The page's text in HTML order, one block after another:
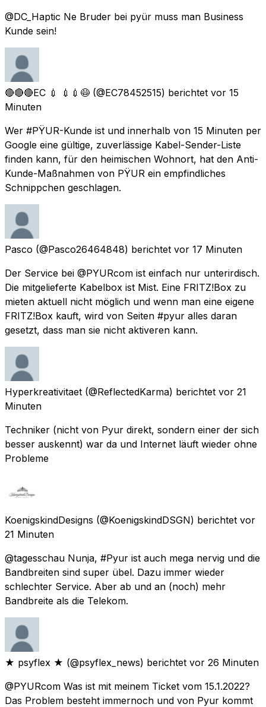
@DC_Haptic Ne Bruder bei pyür muss man Business
Kunde sein!
🔴🔴🔴EC 💉 💉💉😷 (@EC78452515) berichtet vor 15
Minuten
Wer #PŸUR-Kunde ist und innerhalb von 15 Minuten per
Google eine gültige, zuverlässige Kabel-Sender-Liste
finden kann, für den heimischen Wohnort, hat den Anti-
Kunde-Maßnahmen von PŸUR ein empfindliches
Schnippchen geschlagen.
Pasco (@Pasco26464848) berichtet vor 17 Minuten
Der Service bei @PYURcom ist einfach nur unterirdisch.
Die mitgelieferte Kabelbox ist Mist. Eine FRITZ!Box zu
mieten aktuell nicht möglich und wenn man eine eigene
FRITZ!Box kauft, wird von Seiten #pyur alles daran
gesetzt, dass man sie nicht aktiveren kann.
Hyperkreativitaet (@ReflectedKarma) berichtet vor 21
Minuten
Techniker (nicht von Pyur direkt, sondern einer der sich
besser auskennt) war da und Internet läuft wieder ohne
Probleme
KoenigskindDesigns (@KoenigskindDSGN) berichtet vor
21 Minuten
@tagesschau Nunja, #Pyur ist auch mega nervig und die
Bandbreiten sind super übel. Dazu immer wieder
schlechter Service. Aber ab und an (noch) mehr
Bandbreite als die Telekom.
★ psyflex ★ (@psyflex_news) berichtet vor 26 Minuten
@PYURcom Was ist mit meinem Ticket vom 15.1.2022?
Das Problem besteht immernoch und von Pyur kommt